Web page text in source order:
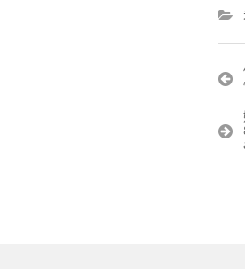
文
章
覽